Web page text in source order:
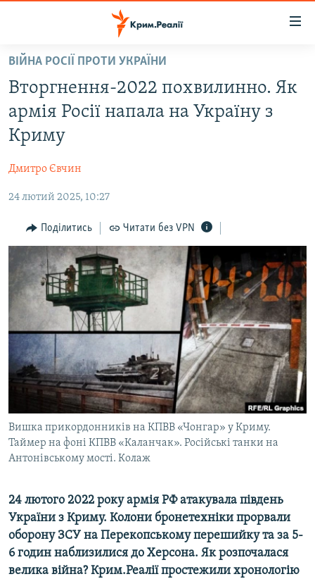
Перейти
основного
матеріалу
Перейти
до
основної
навігації
Перейти
пошуку
ВОДА.КРИМ
ВІДЕО ТА ФОТО
БЛОГИ
ПОГЛЯД
ІНТЕРВ'Ю
ВСЕ ЗА ДЕНЬ
СПЕЦПРОЕКТИ
ДЕПОРТАЦІЯ
ВІДЕОУРОКИ «ELIFBE»
СВІДЧЕННЯ ОКУПАЦІЇ
УКРАЇНСЬКА ПРОБЛЕМА КРИМУ
ІНФОГРАФІКА
ЯК ОБІЙТИ БЛОКУВАННЯ
Русский
Qırımtatar
ДОЛУЧАЙСЯ!
ВІЙНА РОСІЇ ПРОТИ УКРАЇНИ
Вторгнення-2022 похвилинно. Як
армія Росії напала на Україну з
Криму
Дмитро Євчин
24 лютий 2025, 10:27
Поділитись Читати без VPN
Вишка прикордонників на КПВВ «Чонгар» у Криму.
Таймер на фоні КПВВ «Каланчак». Російські танки на
Антонівському мості. Колаж
24 лютого 2022 року армія РФ атакувала південь
України з Криму. Колони бронетехніки прорвали
оборону ЗСУ на Перекопському перешийку та за 5-
6 годин наблизилися до Херсона. Як розпочалася
велика війна? Крим.Реалії простежили хронологію